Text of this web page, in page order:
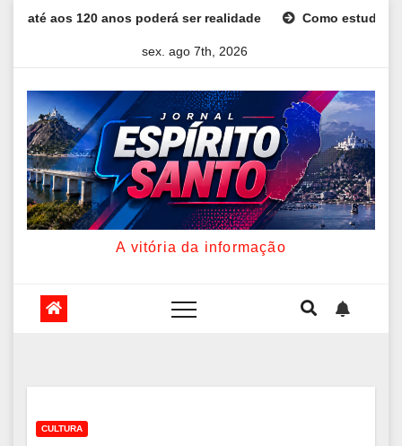
Como estudar para o Enem: guia completo para
sex. ago 7th, 2026
A vitória da informação
CULTURA